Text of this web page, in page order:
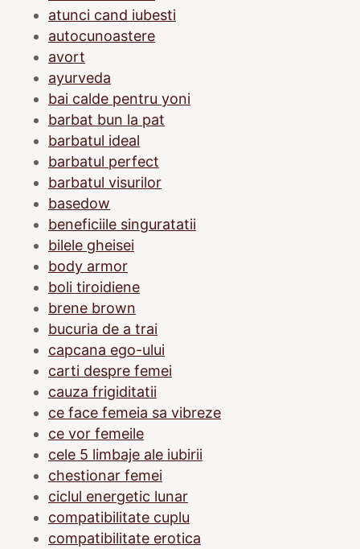
atunci cand iubesti
autocunoastere
avort
ayurveda
bai calde pentru yoni
barbat bun la pat
barbatul ideal
barbatul perfect
barbatul visurilor
basedow
beneficiile singuratatii
bilele gheisei
body armor
boli tiroidiene
brene brown
bucuria de a trai
capcana ego-ului
carti despre femei
cauza frigiditatii
ce face femeia sa vibreze
ce vor femeile
cele 5 limbaje ale iubirii
chestionar femei
ciclul energetic lunar
compatibilitate cuplu
compatibilitate erotica